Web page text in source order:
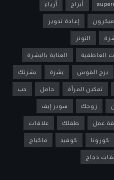
أبراج أزياء
إعادة تدوير
التوتر
العاطفية العناية بالبشرة
برج القوس بشرة بشرتك
تمكين المرأة حامل حب
زوجك سوبر إيف
عمل طفلك علاقات
كورونا كوفيد ماكياج
دجاج